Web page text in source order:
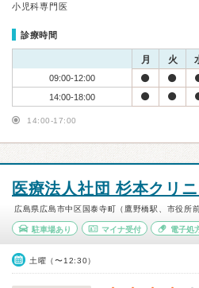
小児科専門医
診療時間
月 火
09:00-12:00
14:00-18:00
14:00-17:00
医療法人社団 杉本クリ
広島県広島市中区国泰寺町（鷹野橋駅、市役所
駐車場あり マイナ受付 電子処
土曜（〜12:30）